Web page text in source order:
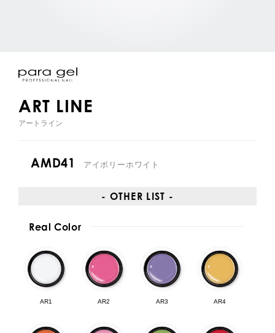
ART LINE
アートライン
AMD41 アイボリーホワイト
- OTHER LIST -
Real Color
AR1 AR2 AR3 AR4